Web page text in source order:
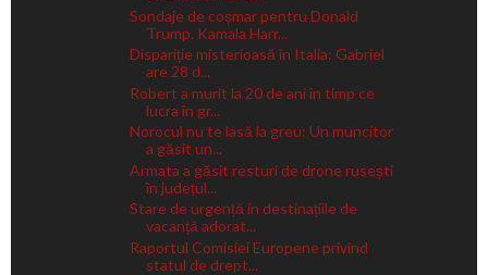
Sondaje de coșmar pentru Donald
Trump. Kamala Harr...
Dispariție misterioasă în Italia: Gabriel
are 28 d...
Robert a murit la 20 de ani în timp ce
lucra în gr...
Norocul nu te lasă la greu: Un muncitor
a găsit un...
Armata a găsit resturi de drone rusești
în județul...
Stare de urgență în destinațiile de
vacanță adorat...
Raportul Comisiei Europene privind
statul de drept...